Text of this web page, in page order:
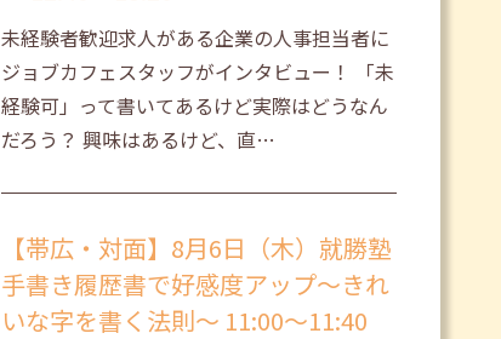
未経験者歓迎求人がある企業の人事担当者に
ジョブカフェスタッフがインタビュー！ 「未
経験可」って書いてあるけど実際はどうなん
だろう？ 興味はあるけど、直…
【帯広・対面】8月6日（木）就勝塾
手書き履歴書で好感度アップ～きれ
いな字を書く法則～ 11:00～11:40